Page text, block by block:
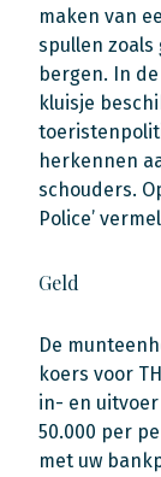
maken van
spullen zoals
bergen. In
kluisje
herkennen
schouders.
Police’
Geld
De
koers voor
in- en
50.000 per
met uw